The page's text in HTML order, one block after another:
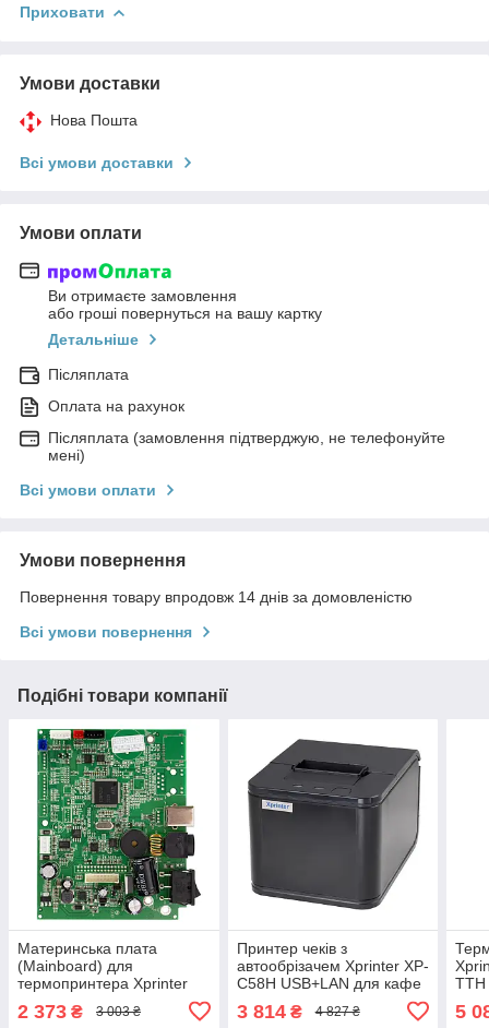
Приховати
Умови доставки
Нова Пошта
Всі умови доставки
Умови оплати
Ви отримаєте замовлення
або гроші повернуться на вашу картку
Детальніше
Післяплата
Оплата на рахунок
Післяплата (замовлення підтверджую, не телефонуйте
мені)
Всі умови оплати
Умови повернення
Повернення товару впродовж 14 днів за домовленістю
Всі умови повернення
Подібні товари компанії
Материнська плата
(Mainboard) для
термопринтера Xprinter
XP-420B інтерфейс USB,
Gp
2 373 ₴ 3 003 ₴
Принтер чеків з
автообрізачем Xprinter XP-
C58H USB+LAN для кафе
3 814₴ 4 827 ₴
ТТН
5